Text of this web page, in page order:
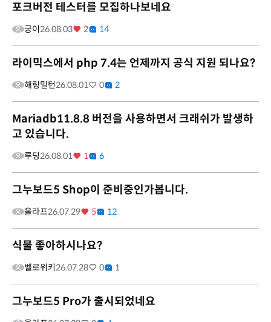
포크버전 테스터를 모집하나보네요
궁이26.08.03 2 14
라이믹스에서 php 7.4는 언제까지 공식 지원 되나요?
해링밀턴26.08.01 0 2
Mariadb11.8.8 버전을 사용하면서 크래쉬가 발생하
고 있습니다.
루딩26.08.01 1 6
그누보드5 Shop이 준비중인가봅니다.
울라프26.07.29 5 12
식물 좋아하시나요?
벨로위키26.07.28 0 1
그누보드5 Pro가 출시되었네요